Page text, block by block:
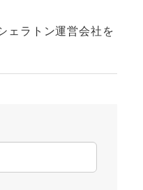
ラトン運営会社を